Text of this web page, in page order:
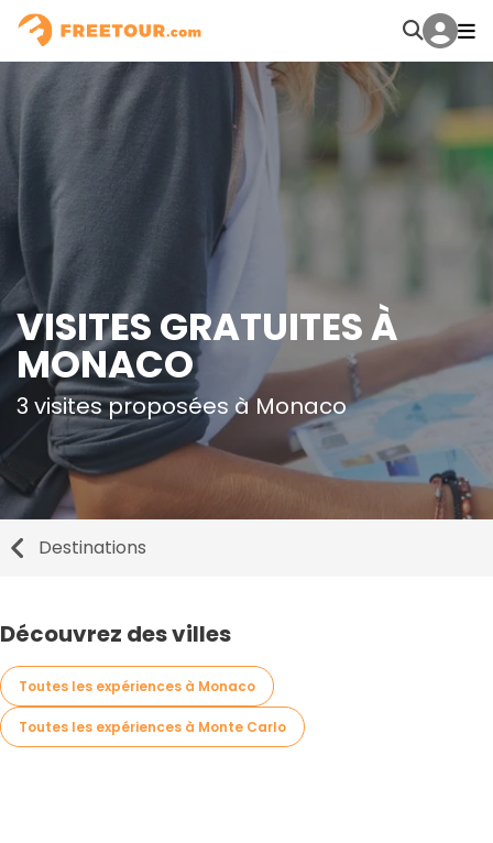
VISITES GRATUITES À
MONACO
3 visites proposées à Monaco
Destinations
Découvrez des villes
Toutes les expériences à Monaco
Toutes les expériences à Monte Carlo